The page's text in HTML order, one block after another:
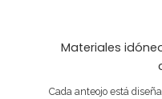
Materiales
Cada anteojo está